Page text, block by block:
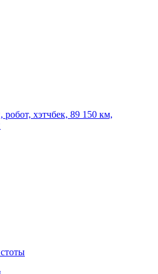
хэтчбек, 89 150 км,